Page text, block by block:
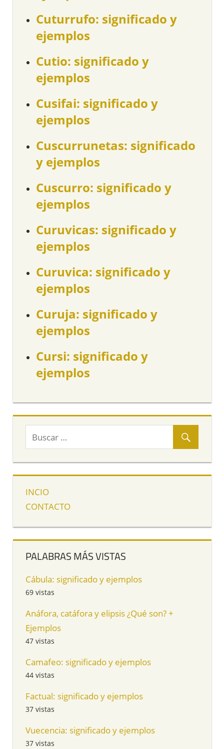
Cuturrufo: significado y
ejemplos
Cutio: significado y
ejemplos
Cusifai: significado y
ejemplos
Cuscurrunetas: significado
y ejemplos
Cuscurro: significado y
ejemplos
Curuvicas: significado y
ejemplos
Curuvica: significado y
ejemplos
Curuja: significado y
ejemplos
Cursi: significado y
ejemplos
INCIO
CONTACTO
PALABRAS MÁS VISTAS
Cábula: significado y ejemplos
69 vistas
Anáfora, catáfora y elipsis ¿Qué son? +
Ejemplos
47 vistas
Camafeo: significado y ejemplos
44 vistas
Factual: significado y ejemplos
37 vistas
Vuecencia: significado y ejemplos
37 vistas